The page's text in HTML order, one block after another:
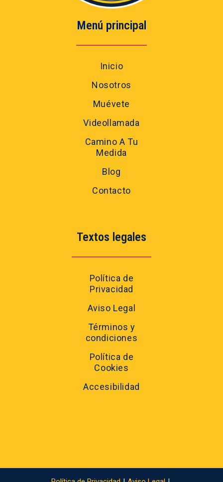
Menú principal
Inicio
Nosotros
Muévete
Videollamada
Camino A Tu
Medida
Blog
Contacto
Textos legales
Política de
Privacidad
Aviso Legal
Términos y
condiciones
Política de
Cookies
Accesibilidad